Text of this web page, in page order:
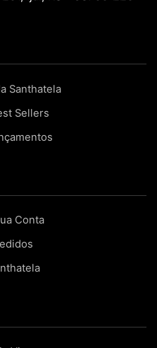
Santhatela
Sellers
Conta